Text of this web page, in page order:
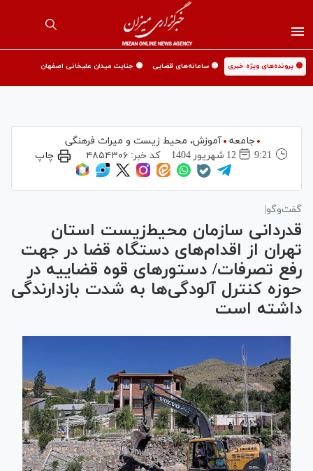
🟡 پرونده‌های ویژه خبری 🟡 سامانه‌های قضایی 🟡 جنایت میدان علیخانی اصفهان
جامعه
آموزش،‌ محیط زیست و میراث فرهنگی
9:21
12 شهريور 1404 کد خبر:۴۸۵۴۳۰۶ چاپ
گفت‌وگو|
قدردانی سازمان محیط‌زیست استان
تهران از اقدام‌های دستگاه قضا در جهت
رفع تصرفات/ دستورهای قوه قضاییه در
حوزه کنترل آلودگی‌ها به شدت بازدارندگی
داشته است